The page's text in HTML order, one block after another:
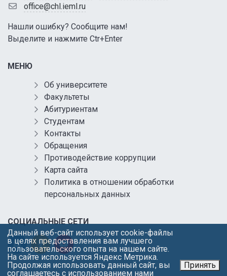
office@chl.ieml.ru
Нашли ошибку? Сообщите нам!
Выделите и нажмите Ctr+Enter
МЕНЮ
Об университете
Факультеты
Абитуриентам
Студентам
Контакты
Обращения
Противодействие коррупции
Карта сайта
Политика в отношении обработки
персональных данных
СОЦИАЛЬНЫЕ СЕТИ
Данный веб-сайт использует cookie-файлы
в целях предоставления вам лучшего
пользовательского опыта на нашем сайте.
На сайте используется Яндекс Метрика.
Продолжая использовать данный сайт, вы
соглашаетесь с использованием нами
Принять